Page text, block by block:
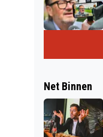
Net Binnen